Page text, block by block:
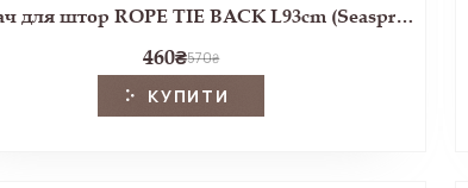
Тримач для штор ROPE TIE BACK L93cm (Seaspray)
460₴570₴
КУПИТИ